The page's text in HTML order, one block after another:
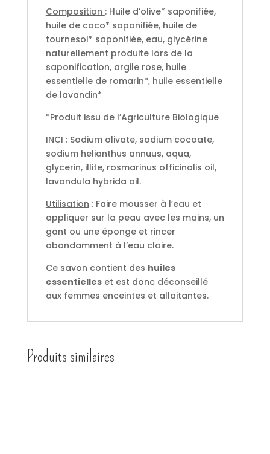
Composition : Huile d’olive* saponifiée,
huile de coco* saponifiée, huile de
tournesol* saponifiée, eau, glycérine
naturellement produite lors de la
saponification, argile rose, huile
essentielle de romarin*, huile essentielle
de lavandin*
*Produit issu de l’Agriculture Biologique
INCI : Sodium olivate, sodium cocoate,
sodium helianthus annuus, aqua,
glycerin, illite, rosmarinus officinalis oil,
lavandula hybrida oil.
Utilisation : Faire mousser à l’eau et
appliquer sur la peau avec les mains, un
gant ou une éponge et rincer
abondamment à l’eau claire.
Ce savon contient des huiles
essentielleset est donc déconseillé
aux femmes enceintes et allaitantes.
Produits similaires